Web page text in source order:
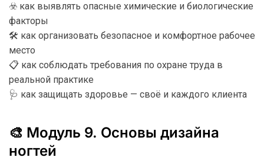
☣️ как выявлять опасные химические и биологические
факторы
🛠️ как организовать безопасное и комфортное рабочее
место
📋 как соблюдать требования по охране труда в
реальной практике
🩺 как защищать здоровье — своё и каждого клиента
🎨 Модуль 9. Основы дизайна
ногтей